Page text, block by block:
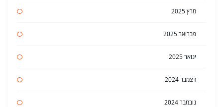
מרץ 2025
פברואר 2025
ינואר 2025
דצמבר 2024
נובמבר 2024